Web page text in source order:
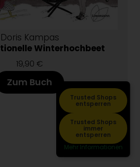
Doris Kampas
Winterhochbeet
19,90 €
Zum Buch
Trusted Shops
entsperren
Trusted Shops
immer
entsperren
Mehr Informationen